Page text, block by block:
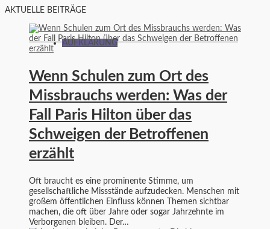
AKTUELLE BEITRÄGE
AUFKLÄRUNG
Wenn Schulen zum Ort des
Missbrauchs werden: Was der
Fall Paris Hilton über das
Schweigen der Betroffenen
erzählt
Oft braucht es eine prominente Stimme, um
gesellschaftliche Missstände aufzudecken. Menschen mit
großem öffentlichen Einfluss können Themen sichtbar
machen, die oft über Jahre oder sogar Jahrzehnte im
Verborgenen bleiben. Der…